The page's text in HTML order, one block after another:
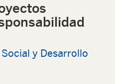
y Desarrollo